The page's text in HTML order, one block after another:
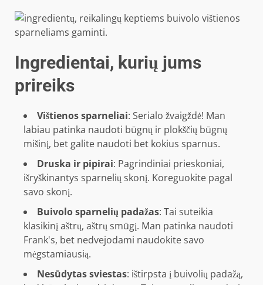
Ingredientai, kurių jums
prireiks
Vištienos sparneliai: Serialo žvaigždė! Man
labiau patinka naudoti būgnų ir plokščių būgnų
mišinį, bet galite naudoti bet kokius sparnus.
Druska ir pipirai: Pagrindiniai prieskoniai,
išryškinantys sparnelių skonį. Koreguokite pagal
savo skonį.
Buivolo sparnelių padažas: Tai suteikia
klasikinį aštrų, aštrų smūgį. Man patinka naudoti
Frank's, bet nedvejodami naudokite savo
mėgstamiausią.
Nesūdytas sviestas: ištirpsta į buivolių padažą,